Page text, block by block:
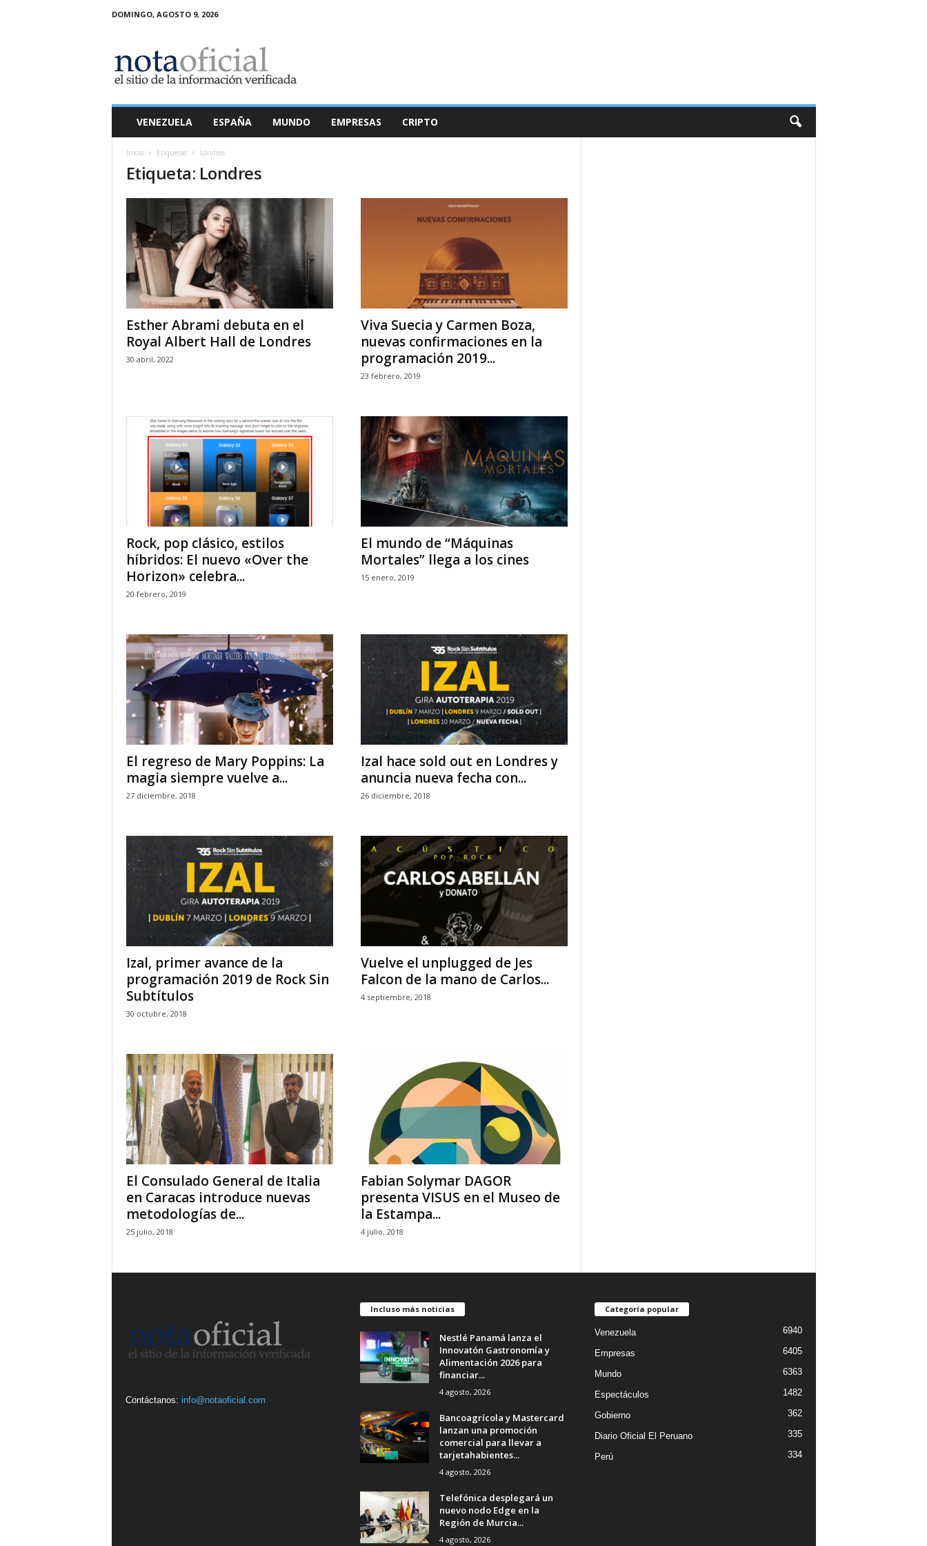
DOMINGO, AGOSTO 9, 2026
a
O
VENEZUELA ESPAÑA MUNDO EMPRESAS CRIPTO
Inicio Etiquetas Londres
Etiqueta: Londres
Esther Abrami debuta en el
Royal Albert Hall de Londres
30 abril, 2022
Viva Suecia y Carmen Boza,
nuevas confirmaciones en la
programación 2019...
23 febrero, 2019
Rock, pop clásico, estilos
híbridos: El nuevo «Over the
Horizon» celebra...
20 febrero, 2019
El mundo de “Máquinas
Mortales” llega a los cines
15 enero, 2019
El regreso de Mary Poppins: La
magia siempre vuelve a...
27 diciembre, 2018
Izal hace sold out en Londres y
anuncia nueva fecha con...
26 diciembre, 2018
Izal, primer avance de la
programación 2019 de Rock Sin
Subtítulos
30 octubre, 2018
Vuelve el unplugged de Jes
Falcon de la mano de Carlos...
4 septiembre, 2018
El Consulado General de Italia
en Caracas introduce nuevas
metodologías de...
25 julio, 2018
Fabian Solymar DAGOR
presenta VISUS ​en el Museo de
la Estampa...
4 julio, 2018
Contáctanos: info@notaoficial.com
Incluso más noticias
Nestlé Panamá lanza el
Innovatón Gastronomía y
Alimentación 2026 para
financiar...
4 agosto, 2026
Bancoagrícola y Mastercard
lanzan una promoción
comercial para llevar a
tarjetahabientes...
4 agosto, 2026
Telefónica desplegará un
nuevo nodo Edge en la
Región de Murcia...
4 agosto, 2026
Categoría popular
Venezuela 6940
Empresas 6405
Mundo 6363
Espectáculos 1482
Gobierno 362
Diario Oficial El Peruano 335
Perú 334